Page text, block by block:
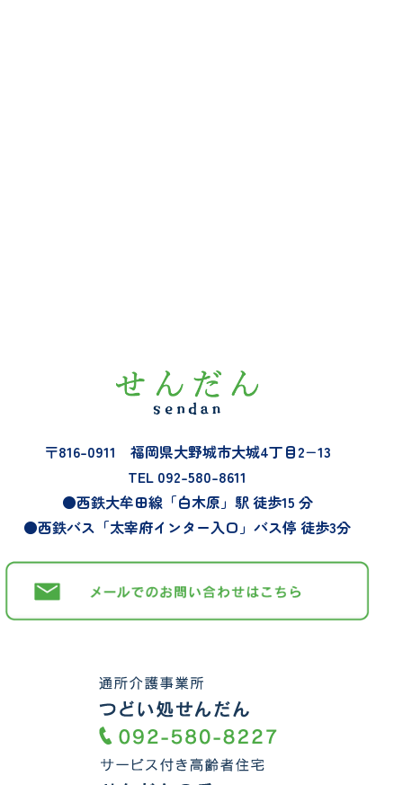
〒816-0911 福岡県大野城市大城4丁目2−13
TEL 092-580-8611
●西鉄大牟田線「白木原」駅 徒歩15 分
●西鉄バス「太宰府インター入口」バス停 徒歩3分